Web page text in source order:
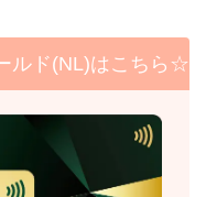
ルド(NL)はこちら☆